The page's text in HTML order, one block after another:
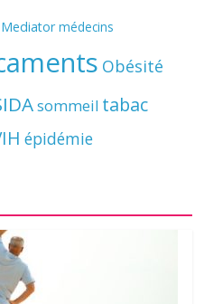
Mediator médecins
Obésité
sommeil tabac
épidémie